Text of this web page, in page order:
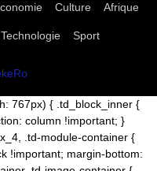
Culture Afrique
Technologie Sport
767px) { .td_block_inner {
column !important; }
.td-module-container {
!important; margin-bottom: